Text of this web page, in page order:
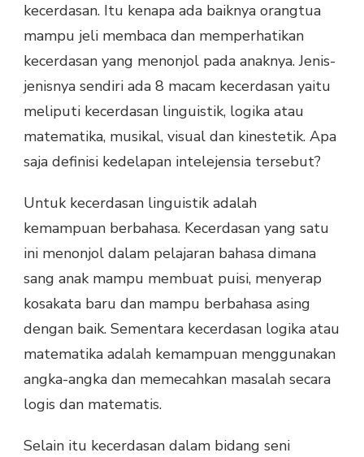
kecerdasan. Itu kenapa ada baiknya orangtua
mampu jeli membaca dan memperhatikan
kecerdasan yang menonjol pada anaknya. Jenis-
jenisnya sendiri ada 8 macam kecerdasan yaitu
meliputi kecerdasan linguistik, logika atau
matematika, musikal, visual dan kinestetik. Apa
saja definisi kedelapan intelejensia tersebut?
Untuk kecerdasan linguistik adalah
kemampuan berbahasa. Kecerdasan yang satu
ini menonjol dalam pelajaran bahasa dimana
sang anak mampu membuat puisi, menyerap
kosakata baru dan mampu berbahasa asing
dengan baik. Sementara kecerdasan logika atau
matematika adalah kemampuan menggunakan
angka-angka dan memecahkan masalah secara
logis dan matematis.
Selain itu kecerdasan dalam bidang seni